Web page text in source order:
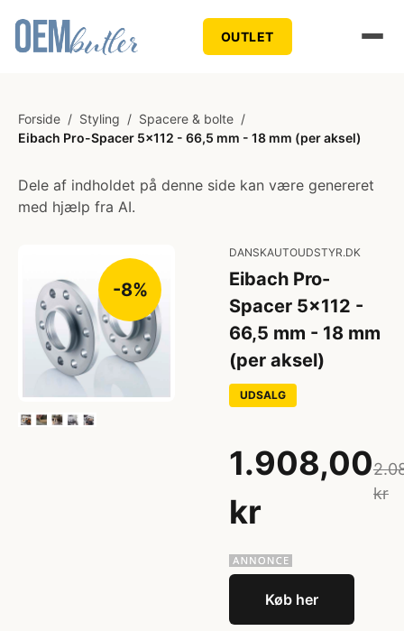
OUTLET
Forside / Styling / Spacere & bolte /
Eibach Pro-Spacer 5x112 - 66,5 mm - 18 mm (per aksel)
Dele af indholdet på denne side kan være genereret
med hjælp fra AI.
-8%
DANSKAUTOUDSTYR.DK
Eibach Pro-
Spacer 5x112 -
66,5 mm - 18 mm
(per aksel)
UDSALG
1.908,00
kr
kr
Køb her